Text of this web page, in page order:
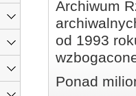
Archiwum
od 1993
Ponad